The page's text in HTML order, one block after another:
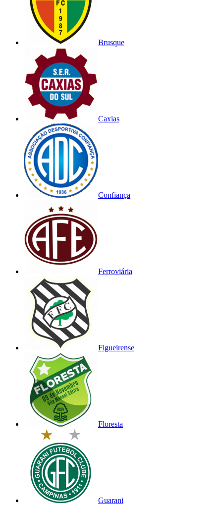
Brusque
Caxias
Confiança
Ferroviária
Figueirense
Floresta
Guarani